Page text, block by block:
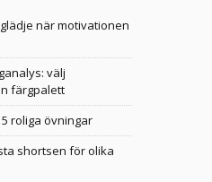
när motivationen
välj
färgpalett
roliga övningar
shortsen för olika